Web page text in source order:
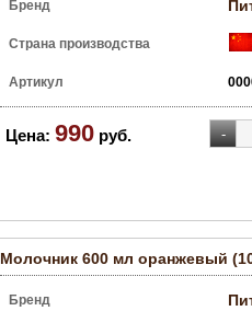
Бренд
Страна производства
Артикул
Цена: 990 руб.
Молочник 600 мл оранжевый
Бренд